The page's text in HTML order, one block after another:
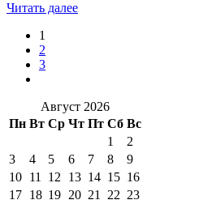
Читать далее
1
2
3
Август 2026
Пн Вт Ср Чт Пт Сб Вс
1
2
3
4 5 6 7 8
9
10 11 12 13 14 15 16
17 18 19 20 21 22 23